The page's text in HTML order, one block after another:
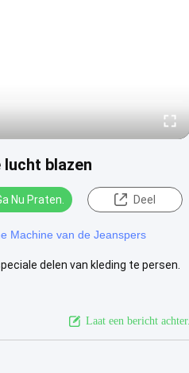
blazen
Nu Praten. Deel
Machine van de Jeanspers
delen van kleding te persen.
Laat een bericht achter.